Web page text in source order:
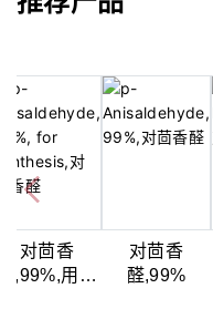
对茴香
,99%,用于
对茴香
醛,99%